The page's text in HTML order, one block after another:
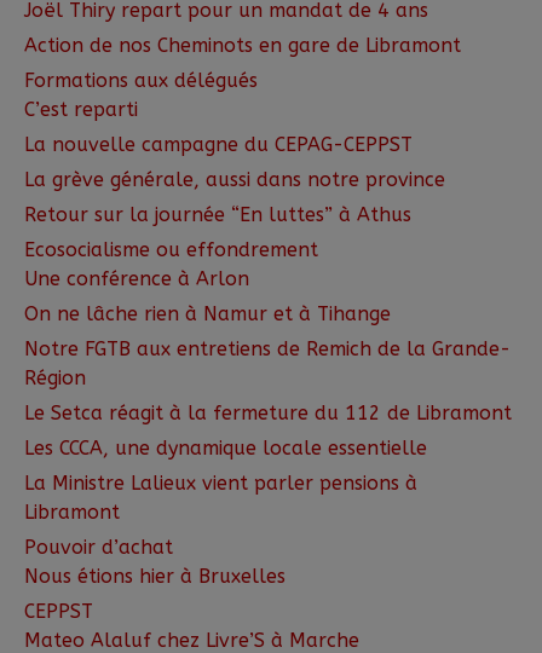
Joël Thiry repart pour un mandat de 4 ans
Action de nos Cheminots en gare de Libramont
Formations aux délégués
C’est reparti
La nouvelle campagne du CEPAG-CEPPST
La grève générale, aussi dans notre province
Retour sur la journée “En luttes” à Athus
Ecosocialisme ou effondrement
Une conférence à Arlon
On ne lâche rien à Namur et à Tihange
Notre FGTB aux entretiens de Remich de la Grande-
Région
Le Setca réagit à la fermeture du 112 de Libramont
Les CCCA, une dynamique locale essentielle
La Ministre Lalieux vient parler pensions à
Libramont
Pouvoir d’achat
Nous étions hier à Bruxelles
CEPPST
Mateo Alaluf chez Livre’S à Marche